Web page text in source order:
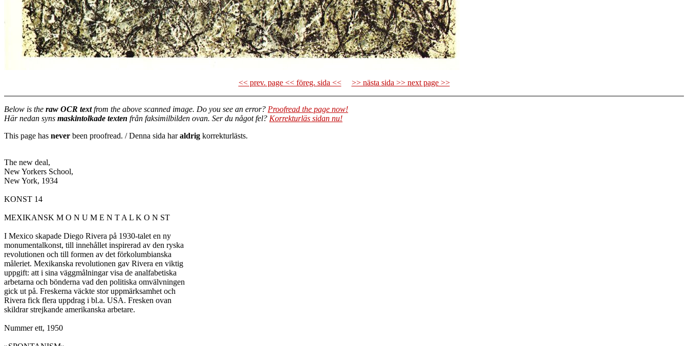
<< prev. page << föreg. sida << >> nästa sida >> next page >>
Below is the raw OCR textfrom the above scanned image. Do you see an error? Proofread the page now!
Här nedan syns maskintolkade texten från faksimilbilden ovan. Ser du något fel? Korrekturläs sidan nu!
This page has never been proofread. / Denna sida haraldrig korrekturlästs.
The new deal,
New Yorkers School,
New York, 1934
KONST 14
MEXIKANSK M O N U M E N T A L K O N ST
I Mexico skapade Diego Rivera på 1930-talet en ny
monumentalkonst, till innehållet inspirerad av den ryska
revolutionen och till formen av det förkolumbianska
måleriet. Mexikanska revolutionen gav Rivera en viktig
uppgift: att i sina väggmålningar visa de analfabetiska
arbetarna och bönderna vad den politiska omvälvningen
gick ut på. Freskerna väckte stor uppmärksamhet och
Rivera fick flera uppdrag i bl.a. USA. Fresken ovan
skildrar strejkande amerikanska arbetare.
Nummer ett, 1950